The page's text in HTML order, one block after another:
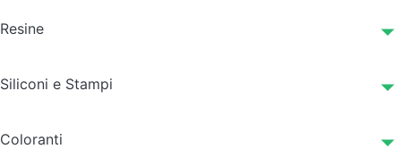
Resine
Siliconi e Stampi
Coloranti